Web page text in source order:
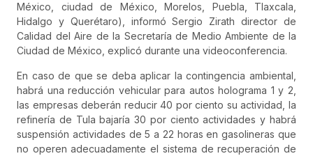
México, ciudad de México, Morelos, Puebla, Tlaxcala,
Hidalgo y Querétaro), informó Sergio Zirath director de
Calidad del Aire de la Secretaría de Medio Ambiente de la
Ciudad de México, explicó durante una videoconferencia.
En caso de que se deba aplicar la contingencia ambiental,
habrá una reducción vehicular para autos holograma 1 y 2,
las empresas deberán reducir 40 por ciento su actividad, la
refinería de Tula bajaría 30 por ciento actividades y habrá
suspensión actividades de 5 a 22 horas en gasolineras que
no operen adecuadamente el sistema de recuperación de